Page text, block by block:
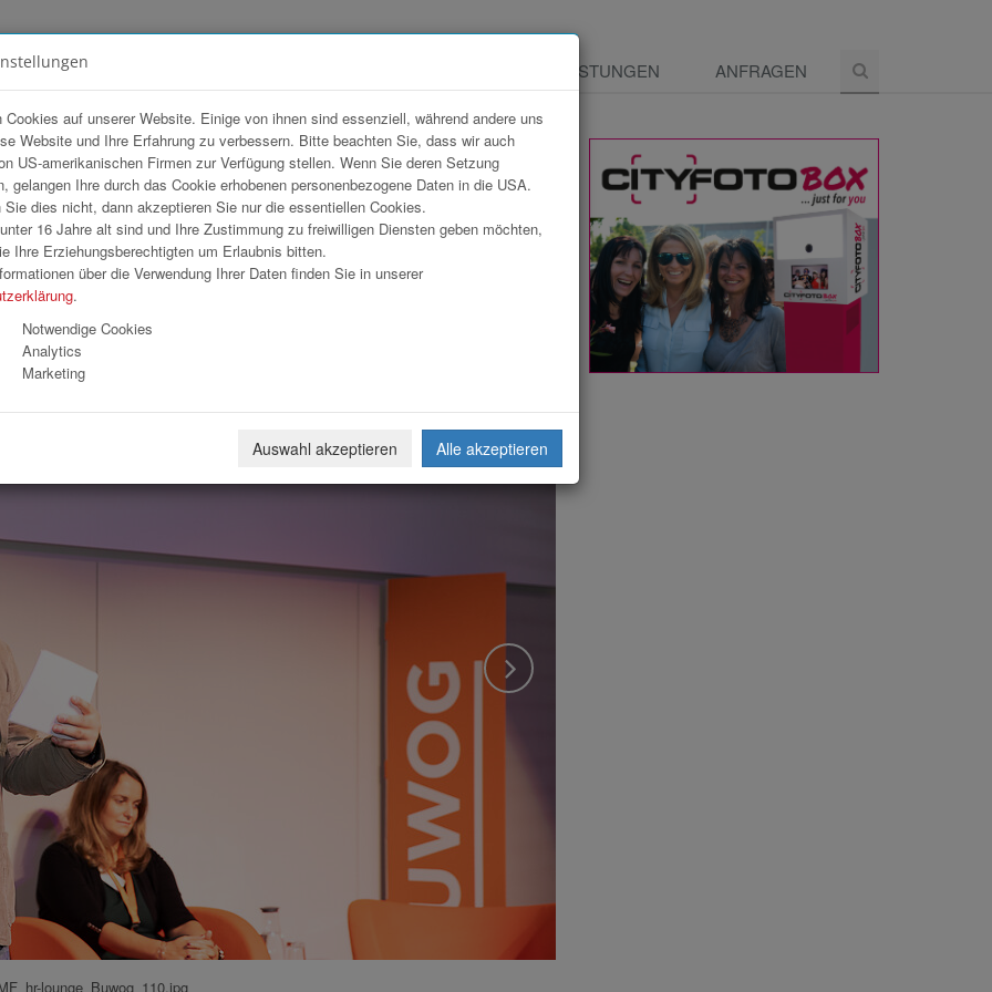
LEISTUNGEN ANFRAGEN
Group GmbH
Download Weiterleiten
lounge_Buwog_110.jpg
Cookies auf unserer Website. Einige von ihnen sind essenziell, während andere uns
Website und Ihre Erfahrung zu verbessern. Bitte beachten Sie, dass wir auch
US-amerikanischen Firmen zur Verfügung stellen. Wenn Sie deren Setzung
gelangen Ihre durch das Cookie erhobenen personenbezogene Daten in die USA.
Sie dies nicht, dann akzeptieren Sie nur die essentiellen Cookies.
16 Jahre alt sind und Ihre Zustimmung zu freiwilligen Diensten geben möchten,
Ihre Erziehungsberechtigten um Erlaubnis bitten.
über die Verwendung Ihrer Daten finden Sie in unserer
.
Notwendige Cookies
Analytics
Marketing
Auswahl akzeptieren Alle akzeptieren